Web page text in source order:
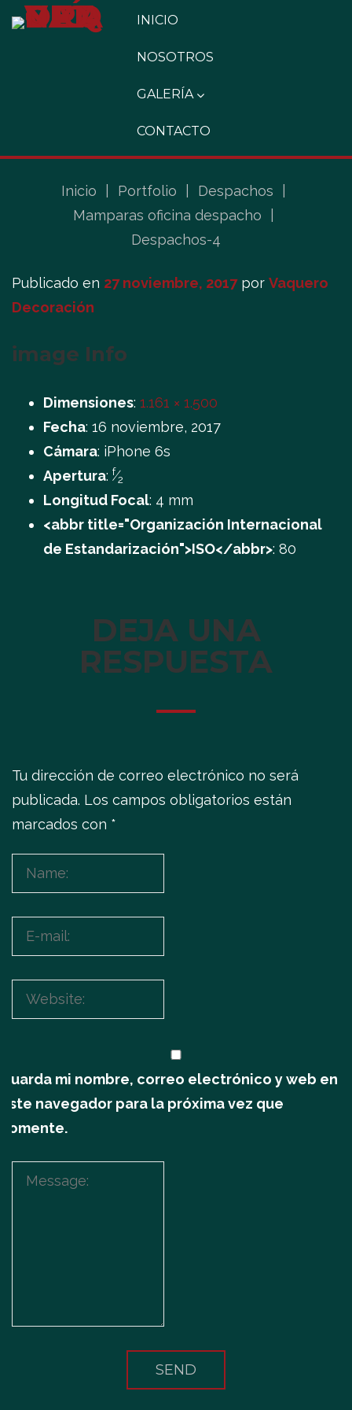
INICIO
NOSOTROS
GALERÍA
CONTACTO
Inicio Portfolio Despachos
Mamparas oficina despacho
Despachos-4
Publicado en 27 noviembre, 2017por Vaquero
Decoración
image Info
Dimensiones: 1.161 × 1.500
Fecha: 16 noviembre, 2017
Cámara: iPhone 6s
Apertura: f⁄2
Longitud Focal: 4 mm
<abbr title="Organización Internacional
de Estandarización">ISO</abbr>: 80
DEJA UNA
RESPUESTA
Tu dirección de correo electrónico no será
publicada. Los campos obligatorios están
marcados con *
Guarda mi nombre, correo electrónico y web en
este navegador para la próxima vez que
comente.